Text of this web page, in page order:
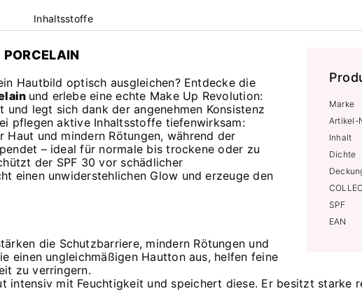
Inhaltsstoffe
Marke
Artikel-
Inhalt
Dichte
SPF
EAN
Hautbild optisch ausgleichen? Entdecke die
und erlebe eine echte Make Up Revolution:
legt sich dank der angenehmen Konsistenz
pflegen aktive Inhaltsstoffe tiefenwirksam:
und mindern Rötungen, während der
– ideal für normale bis trockene oder zu
der SPF 30 vor schädlicher
einen unwiderstehlichen Glow und erzeuge den
die Schutzbarriere, mindern Rötungen und
einen ungleichmäßigen Hautton aus, helfen feine
zu verringern.
intensiv mit Feuchtigkeit und speichert diese. Er besitzt starke